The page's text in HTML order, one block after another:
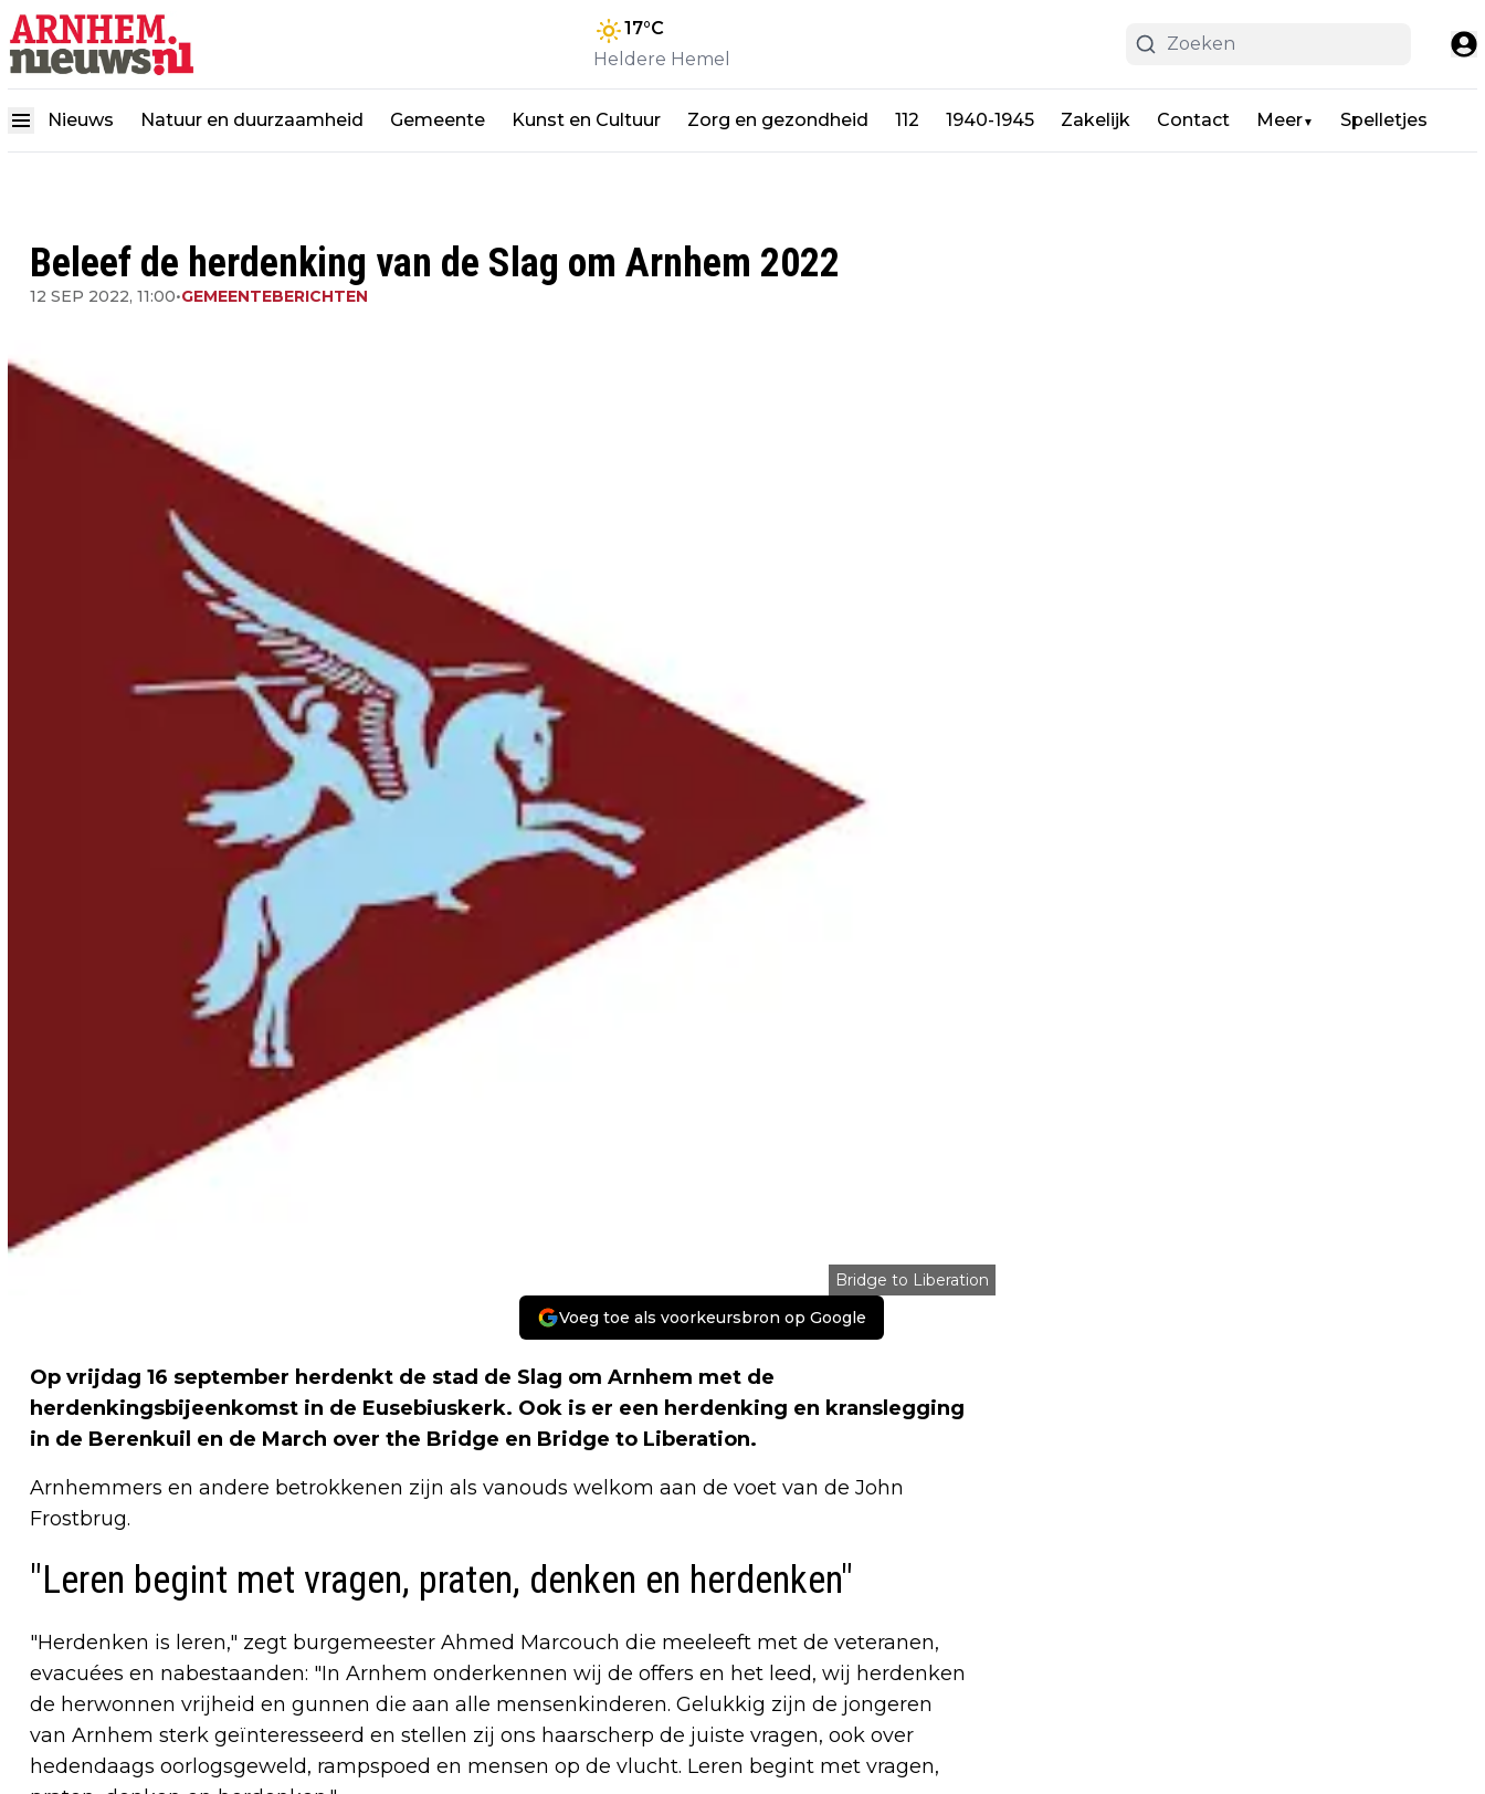
17°C
Heldere Hemel
Nieuws Natuur en duurzaamheid Gemeente Kunst en Cultuur Zorg en gezondheid 112 1940-1945 Zakelijk Contact Meer▼ Spelletjes
Beleef de herdenking van de Slag om Arnhem 2022
12 SEP 2022, 11:00•GEMEENTEBERICHTEN
Bridge to Liberation
Voeg toe als voorkeursbron op Google
Op vrijdag 16 september herdenkt de stad de Slag om Arnhem met de
herdenkingsbijeenkomst in de Eusebiuskerk. Ook is er een herdenking en kranslegging
in de Berenkuil en de March over the Bridge en Bridge to Liberation.
Arnhemmers en andere betrokkenen zijn als vanouds welkom aan de voet van de John
Frostbrug.
"Leren begint met vragen, praten, denken en herdenken"
"Herdenken is leren," zegt burgemeester Ahmed Marcouch die meeleeft met de veteranen,
evacuées en nabestaanden: "In Arnhem onderkennen wij de offers en het leed, wij herdenken
de herwonnen vrijheid en gunnen die aan alle mensenkinderen. Gelukkig zijn de jongeren
van Arnhem sterk geïnteresseerd en stellen zij ons haarscherp de juiste vragen, ook over
hedendaags oorlogsgeweld, rampspoed en mensen op de vlucht. Leren begint met vragen,